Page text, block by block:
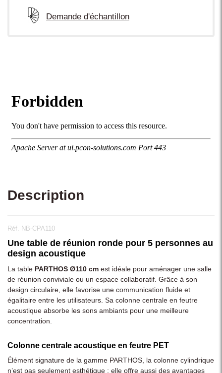
Demande d'échantillon
Description
Réf. NB-CPA110
Une table de réunion ronde pour 5 personnes au
design acoustique
La table PARTHOS Ø110 cm est idéale pour aménager une salle
de réunion conviviale ou un espace collaboratif. Grâce à son
design circulaire, elle favorise une communication fluide et
égalitaire entre les utilisateurs. Sa colonne centrale en feutre
acoustique absorbe les sons ambiants pour une meilleure
concentration.
Colonne centrale acoustique en feutre PET
Élément signature de la gamme PARTHOS, la colonne cylindrique
n’est pas seulement esthétique : elle offre aussi des avantages